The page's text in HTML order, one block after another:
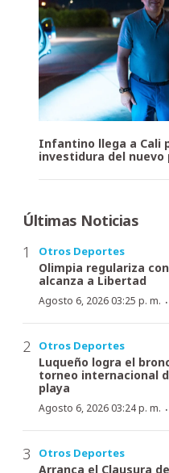
Infantino llega a Cali
investidura del
Últimas Noticias
Otros Deportes
Olimpia regulariza
alcanza a Libertad
Agosto 6, 2026 03:25 p. m. ·
Otros Deportes
Luqueño logra el
torneo internacional
playa
Agosto 6, 2026 03:24 p. m. ·
Otros Deportes
Arranca el Clausura